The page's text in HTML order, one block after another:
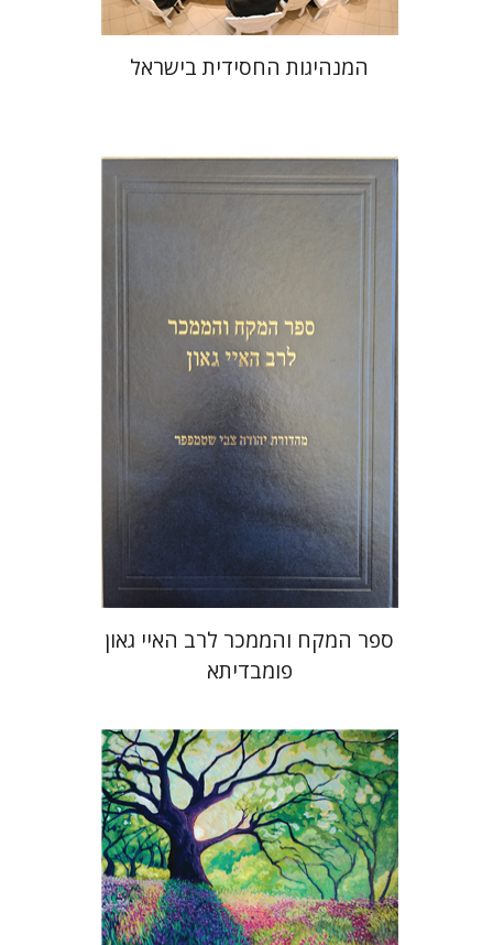
המנהיגות החסידית בישראל
הנחת אתר ספר מודפס
$45
ספר המקח והממכר לרב האיי גאון
פומבדיתא
Yiscah Smith